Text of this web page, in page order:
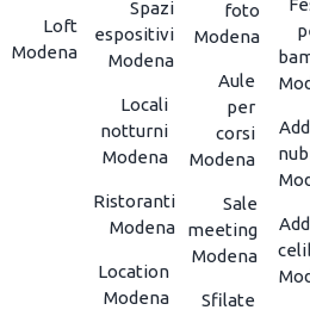
Loft
Modena
Spazi
espositivi
Modena
Locali
notturni
Modena
Ristoranti
Modena
Location
Modena
foto
Modena
Aule
per
corsi
Modena
Sale
meeting
Modena
Sfilate